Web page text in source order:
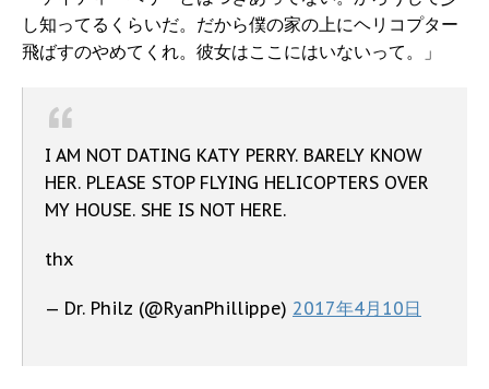
し知ってるくらいだ。だから僕の家の上にヘリコプター
飛ばすのやめてくれ。彼女はここにはいないって。」
I AM NOT DATING KATY PERRY. BARELY KNOW
HER. PLEASE STOP FLYING HELICOPTERS OVER
MY HOUSE. SHE IS NOT HERE.
thx
— Dr. Philz (@RyanPhillippe) 2017年4月10日